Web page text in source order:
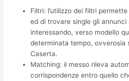
Filtri: l’utilizzo dei filtri
ed di trovare single gli annunci
interessando, verso modello
determinata tempo, ovverosia
Caserta.
Matching: il messo rileva
corrispondenze entro quello